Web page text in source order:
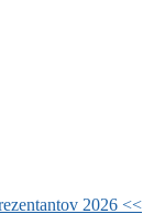
2026 <<